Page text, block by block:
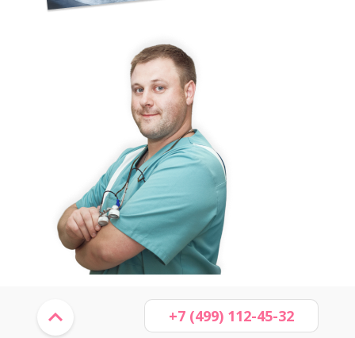
+7 (499) 112-45-32